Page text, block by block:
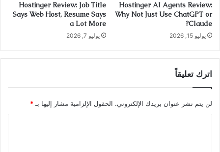
Hostinger AI Agents Review:
Why Not Just Use ChatGPT or
Claude?
يوليو 15, 2026
Hostinger Review: Job Title
Says Web Host, Resume Says
a Lot More
يوليو 7, 2026
اترك تعليقاً
لن يتم نشر عنوان بريدك الإلكتروني. الحقول الإلزامية مشار إليها بـ*